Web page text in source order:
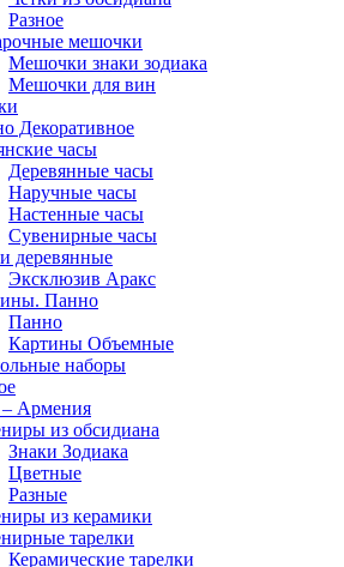
Разное
мешочки
Мешочки знаки зодиака
Мешочки для вин
Декоративное
часы
Деревянные часы
Наручные часы
Настенные часы
Сувенирные часы
деревянные
Эксклюзив Аракс
Панно
Панно
Картины Объемные
наборы
Армения
из обсидиана
Знаки Зодиака
Цветные
Разные
из керамики
тарелки
Керамические тарелки